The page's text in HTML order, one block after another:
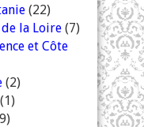
(22)
de la Loire (7)
et Côte
(2)
(1)